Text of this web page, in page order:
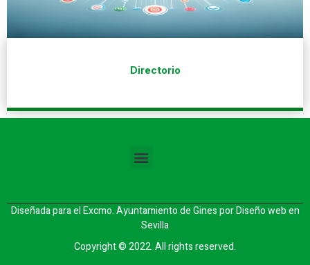
Directorio
Diseñada para el Excmo. Ayuntamiento de Gines porDiseño web en
Sevilla
Copyright © 2022. All rights reserved.